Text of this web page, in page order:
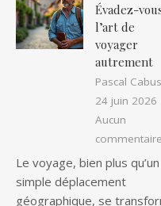
Évadez-
l’art de
voyager
autrement
Pascal Cabus
24 juin 2026
Aucun
commentaire
Le voyage, bien plus qu’un
simple déplacement
géographique, se